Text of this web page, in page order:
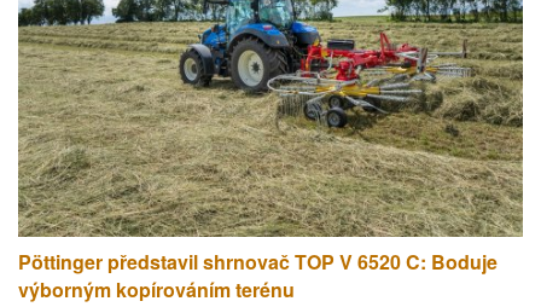
Pöttinger představil shrnovač TOP V 6520 C: Boduje
výborným kopírováním terénu